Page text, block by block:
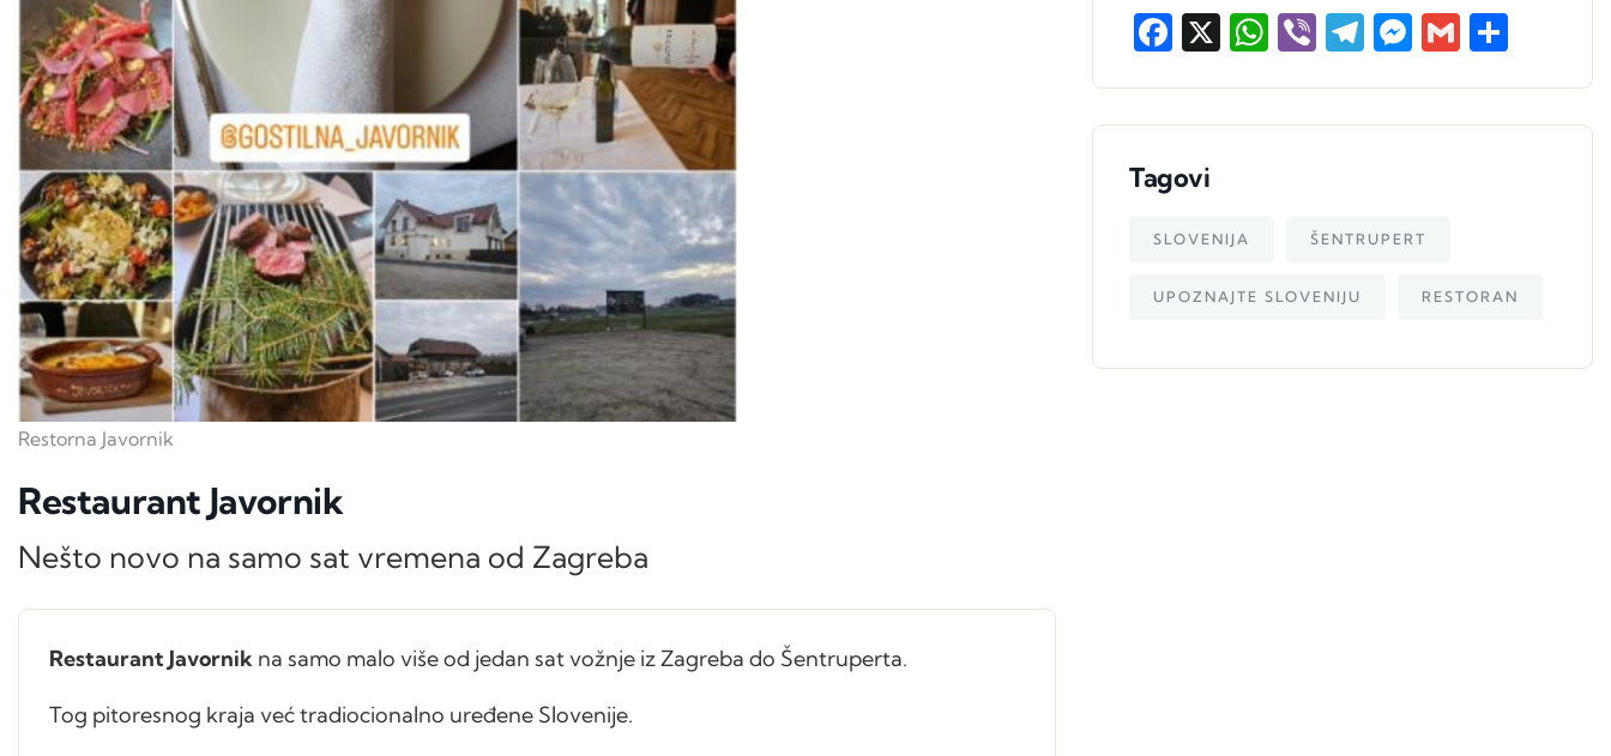
Restorna Javornik
Restaurant Javornik
Nešto novo na samo sat vremena od Zagreba
Restaurant Javornik na samo malo više od jedan sat vožnje iz Zagreba do Šentruperta.
Tog pitoresnog kraja već tradiocionalno uređene Slovenije.
Facebook
X WhatsApp
ViberTelegram
Messenger
Gmail
Tagovi
SLOVENIJA ŠENTRUPERT
UPOZNAJTE SLOVENIJU RESTORAN